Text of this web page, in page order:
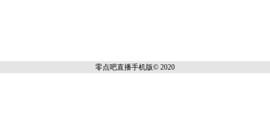
零点吧直播手机版© 2020